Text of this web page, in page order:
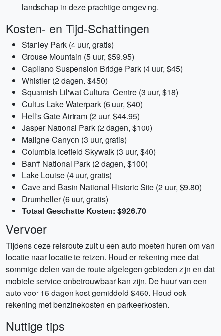
landschap in deze prachtige omgeving.
Kosten- en Tijd-Schattingen
Stanley Park (4 uur, gratis)
Grouse Mountain (5 uur, $59.95)
Capilano Suspension Bridge Park (4 uur, $45)
Whistler (2 dagen, $450)
Squamish Lil'wat Cultural Centre (3 uur, $18)
Cultus Lake Waterpark (6 uur, $40)
Hell's Gate Airtram (2 uur, $44.95)
Jasper National Park (2 dagen, $100)
Maligne Canyon (3 uur, gratis)
Columbia Icefield Skywalk (3 uur, $40)
Banff National Park (2 dagen, $100)
Lake Louise (4 uur, gratis)
Cave and Basin National Historic Site (2 uur, $9.80)
Drumheller (6 uur, gratis)
Totaal Geschatte Kosten: $926.70
Vervoer
Tijdens deze reisroute zult u een auto moeten huren om van
locatie naar locatie te reizen. Houd er rekening mee dat
sommige delen van de route afgelegen gebieden zijn en dat
mobiele service onbetrouwbaar kan zijn. De huur van een
auto voor 15 dagen kost gemiddeld $450. Houd ook
rekening met benzinekosten en parkeerkosten.
Nuttige tips